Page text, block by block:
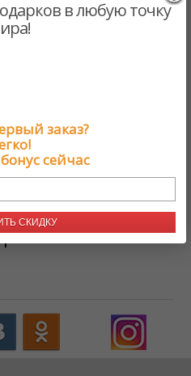
в любую точку
заказ?
сейчас
СКИДКУ